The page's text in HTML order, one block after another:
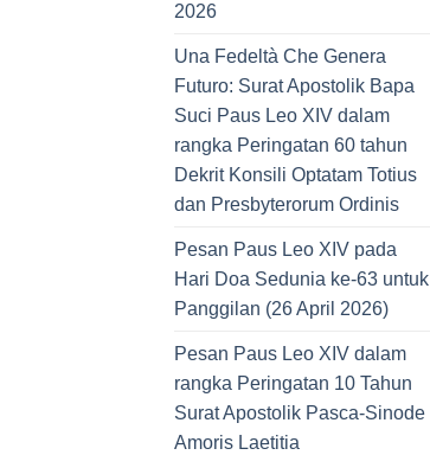
2026
Una Fedeltà Che Genera
Futuro: Surat Apostolik Bapa
Suci Paus Leo XIV dalam
rangka Peringatan 60 tahun
Dekrit Konsili Optatam Totius
dan Presbyterorum Ordinis
Pesan Paus Leo XIV pada
Hari Doa Sedunia ke-63 untuk
Panggilan (26 April 2026)
Pesan Paus Leo XIV dalam
rangka Peringatan 10 Tahun
Surat Apostolik Pasca-Sinode
Amoris Laetitia